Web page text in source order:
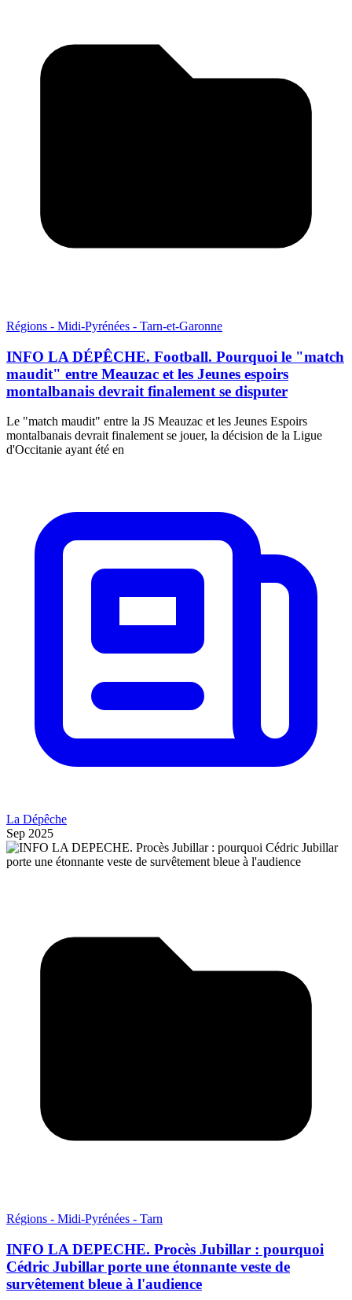
Régions - Midi-Pyrénées - Tarn-et-Garonne
INFO LA DÉPÊCHE. Football. Pourquoi le "match
maudit" entre Meauzac et les Jeunes espoirs
montalbanais devrait finalement se disputer
Le "match maudit" entre la JS Meauzac et les Jeunes Espoirs
montalbanais devrait finalement se jouer, la décision de la Ligue
d'Occitanie ayant été en
La Dépêche
Sep 2025
Régions - Midi-Pyrénées - Tarn
INFO LA DEPECHE. Procès Jubillar : pourquoi
Cédric Jubillar porte une étonnante veste de
survêtement bleue à l'audience